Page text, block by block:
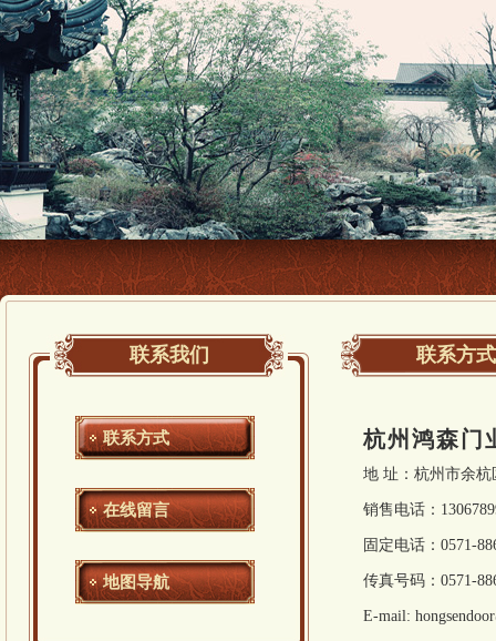
联系我们
联系方式
在线留言
地图导航
联系方式
杭州鸿森门
地 址：杭州市余
销售电话：
固定电话：0571-
传真号码：0571-
E-mail: